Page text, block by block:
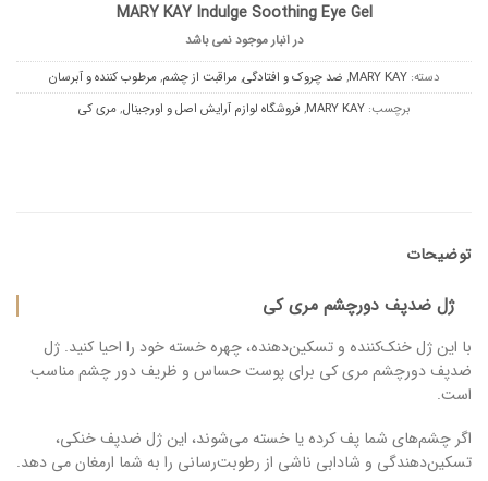
MARY KAY Indulge Soothing Eye Gel
در انبار موجود نمی باشد
دسته:MARY KAY
, ضد چروک و افتادگی,مراقبت از چشم,مرطوب کننده و آبرسان
برچسب:MARY KAY
, فروشگاه لوازم آرایش اصل و اورجینال,مری کی
توضیحات
ژل ضدپف دورچشم مری کی
با این ژل خنک‌کننده و تسکین‌دهنده، چهره خسته خود را احیا کنید. ژل
ضدپف دورچشم مری کی برای پوست‌ حساس و ظریف دور چشم مناسب
است.
اگر چشم‌های شما پف کرده یا خسته می‌شوند، این ژل ضدپف خنکی،
تسکین‌دهندگی و شادابی ناشی از رطوبت‌رسانی را به شما ارمغان می دهد.